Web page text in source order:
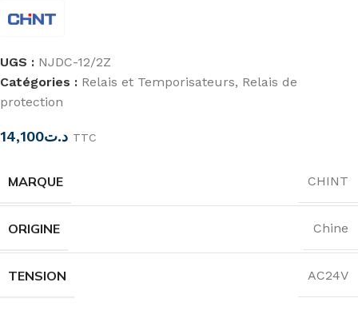
UGS : NJDC-12/2Z
Catégories : Relais et Temporisateurs, Relais de
protection
د.ت14,100 TTC
MARQUE CHINT
ORIGINE Chine
TENSION AC24V